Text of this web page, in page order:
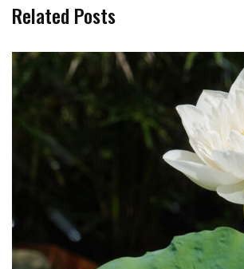
Related Posts